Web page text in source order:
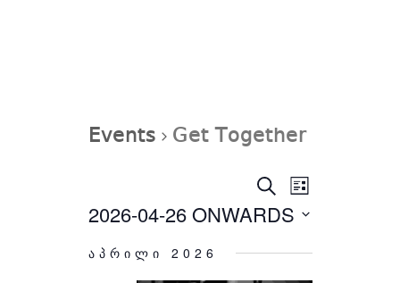
Events Get Together
Events
Search
and
Views
Navigation
SEARCHEvent
Views
Navigation
LIST
2026-04-26 ONWARDS
Select
აპრილი 2026